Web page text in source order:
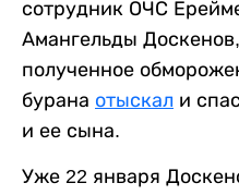
сотрудник ОЧС
Амангельды
полученное
бурана отыскал и
и ее сына.
Уже 22 января